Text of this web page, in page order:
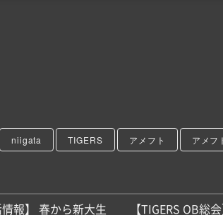
niigata TIGERS アメフト アメフ
報】 春から新大生 【TIGERS OB総